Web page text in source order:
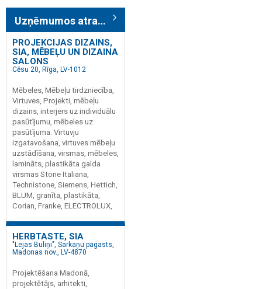
Uzņēmumos atrasts: 742
PROJEKCIJAS DIZAINS,
SIA, MĒBEĻU UN DIZAINA
SALONS
Cēsu 20, Rīga, LV-1012
Mēbeles, Mēbeļu tirdzniecība,
Virtuves, Projekti, mēbeļu
dizains, interjers uz individuālu
pasūtījumu, mēbeles uz
pasūtījuma. Virtuvju
izgatavošana, virtuves mēbeļu
uzstādīšana, virsmas, mēbeles,
lamināts, plastikāta galda
virsmas Stone Italiana,
Technistone, Siemens, Hettich,
BLUM, granīta, plastikāta,
Corian, Franke, ELECTROLUX,
HERBTASTE, SIA
"Lejas Buliņi", Sarkaņu pagasts,
Madonas nov., LV-4870
Projektēšana Madonā,
projektētājs, arhitekti,